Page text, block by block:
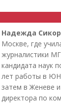
Надежда
Москве, где
журналистики
кандидата наук
лет работы в
затем в Женеве
директора по